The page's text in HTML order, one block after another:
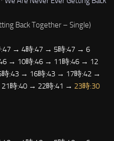
Back Together – Single)
→ 4時:47 → 5時:47 → 6
→ 10時:46 → 11時:46 → 12
:43 → 16時:43 → 17時:42 →
時:40 → 22時:41 → 23時:30